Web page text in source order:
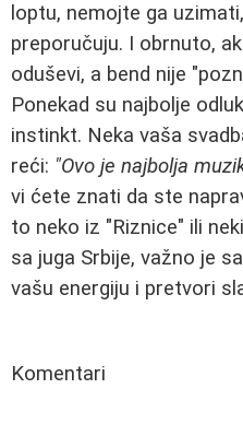
loptu, nemojte ga
preporučuju. I obrnuto,
oduševi, a bend nije
Ponekad su najbolje
instinkt. Neka vaša
reći: "Ovo je najbolja
vi ćete znati da ste
to neko iz "Riznice" ili
sa juga Srbije, važno je
vašu energiju i pretvori
Komentari